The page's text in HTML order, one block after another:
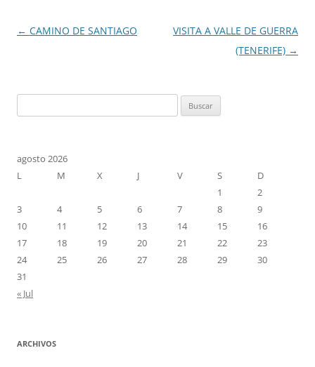
Navegación
← CAMINO DE SANTIAGO
VISITA A VALLE DE GUERRA
(TENERIFE) →
agosto 2026
L
M X J V S
D
1
2
3
4 5 6 7 8
9
10
11 12 13 14 15
16
17
18 19 20 21 22
23
24
25 26 27 28 29
30
31
« Jul
ARCHIVOS